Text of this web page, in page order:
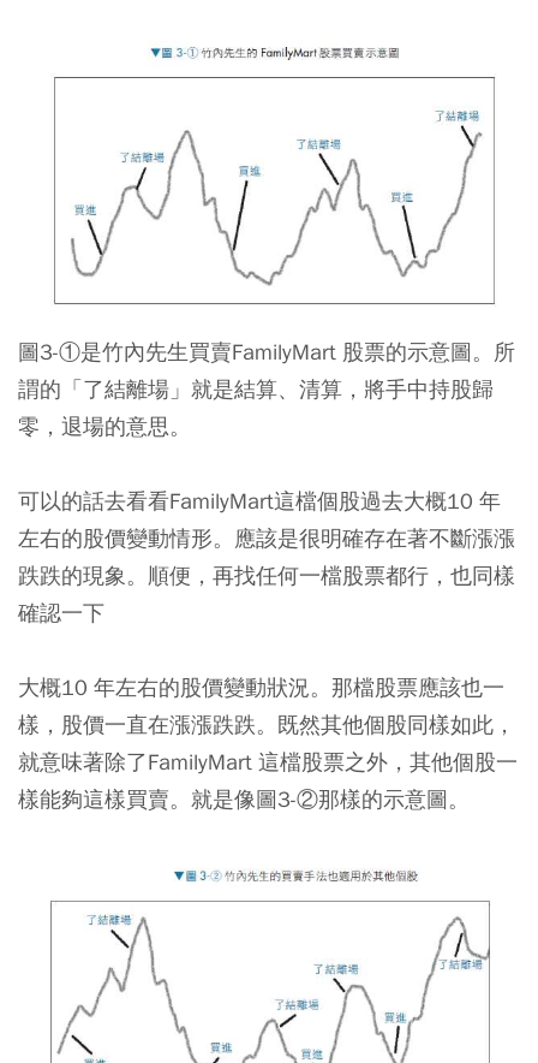
圖3-①是竹內先生買賣FamilyMart 股票的示意圖。所
謂的「了結離場」就是結算、清算，將手中持股歸
零，退場的意思。
可以的話去看看FamilyMart這檔個股過去大概10 年
左右的股價變動情形。應該是很明確存在著不斷漲漲
跌跌的現象。順便，再找任何一檔股票都行，也同樣
確認一下
大概10 年左右的股價變動狀況。那檔股票應該也一
樣，股價一直在漲漲跌跌。既然其他個股同樣如此，
就意味著除了FamilyMart 這檔股票之外，其他個股一
樣能夠這樣買賣。就是像圖3-②那樣的示意圖。